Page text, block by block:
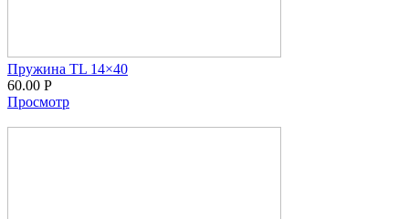
Пружина TL 14×40
60.00 Р
Просмотр